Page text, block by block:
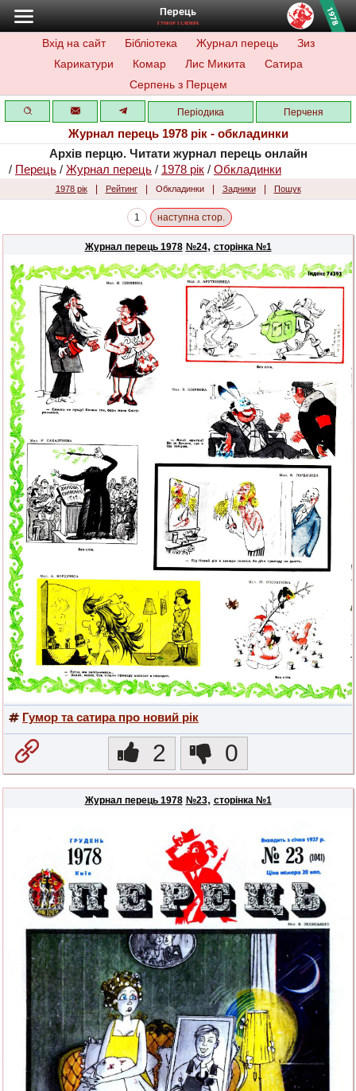
Перець
ГУМОР І САТИРА
Вхід на сайт Бібліотека Журнал перець
Зиз
Карикатури
Комар Лис Микита
Сатира
Серпень з Перцем
Періодика Перченя
Журнал перець 1978 рік - обкладинки
Архів перцю. Читати журнал перець онлайн
/ Перець / Журнал перець / 1978 рік / Обкладинки
1978 рік Рейтинг Обкладинки Задники Пошук
1 наступна стор.
Журнал перець 1978 №24, сторінка №1
Гумор та сатира про новий рік
2 0
Журнал перець 1978 №23, сторінка №1